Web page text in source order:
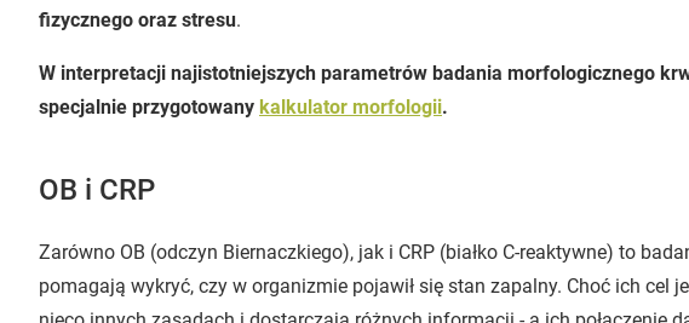
fizycznego oraz stresu.
W interpretacji najistotniejszych parametrów badania morfologicznego
specjalnie przygotowany kalkulator morfologii.
OB i CRP
Zarówno OB (odczyn Biernaczkiego), jak i CRP (białko C-reaktywne) to
pomagają wykryć, czy w organizmie pojawił się stan zapalny. Choć ich cel